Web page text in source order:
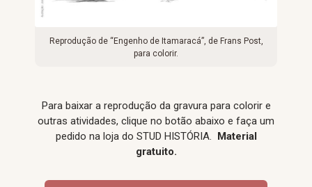
Reprodução de “Engenho de Itamaracá”, de Frans Post,
para colorir.
Para baixar a reprodução da gravura para colorir e
outras atividades, clique no botão abaixo e faça um
pedido na loja do STUD HISTÓRIA.
Material
gratuito.